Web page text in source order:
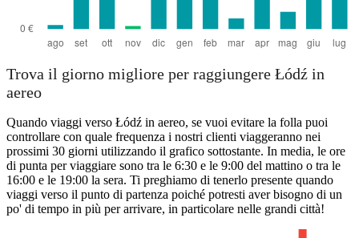
Trova il giorno migliore per raggiungere Łódź in
aereo
Quando viaggi verso Łódź in aereo, se vuoi evitare la folla puoi
controllare con quale frequenza i nostri clienti viaggeranno nei
prossimi 30 giorni utilizzando il grafico sottostante. In media, le ore
di punta per viaggiare sono tra le 6:30 e le 9:00 del mattino o tra le
16:00 e le 19:00 la sera. Ti preghiamo di tenerlo presente quando
viaggi verso il punto di partenza poiché potresti aver bisogno di un
po' di tempo in più per arrivare, in particolare nelle grandi città!